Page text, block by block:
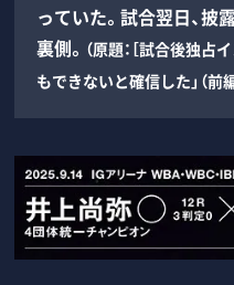
っていた。試合翌日、
裏側。 （原題：［試合後独占
もできないと確信した」（前編